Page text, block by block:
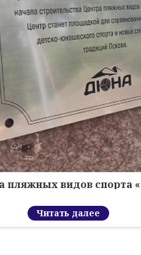
пляжных видов спорта
Читать далее